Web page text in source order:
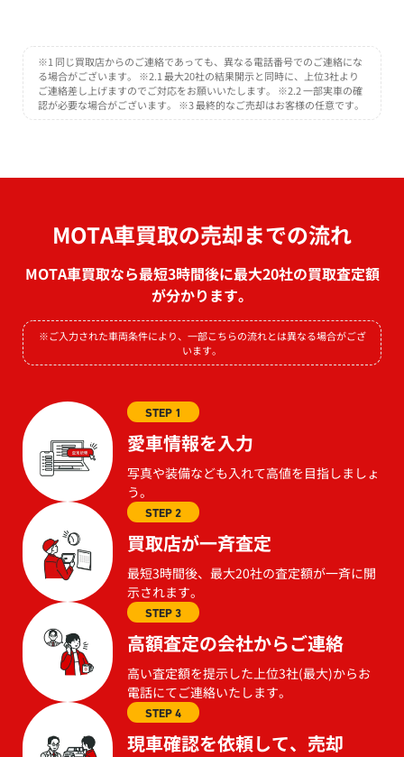
※1 同じ買取店からのご連絡であっても、異なる電話番号でのご連絡にな
る場合がございます。 ※2.1 最大20社の結果開示と同時に、上位3社より
ご連絡差し上げますのでご対応をお願いいたします。 ※2.2 一部実車の確
認が必要な場合がございます。 ※3 最終的なご売却はお客様の任意です。
MOTA車買取の売却までの流れ
MOTA車買取なら最短3時間後に最大20社の買取査定額
が分かります。
※ご入力された車両条件により、一部こちらの流れとは異なる場合がござ
います。
STEP 1
愛車情報を入力
写真や装備なども入れて高値を目指しましょ
う。
STEP 2
買取店が一斉査定
最短3時間後、最大20社の査定額が一斉に開
示されます。
STEP 3
高額査定の会社からご連絡
高い査定額を提示した上位3社(最大)からお
電話にてご連絡いたします。
STEP 4
現車確認を依頼して、売却